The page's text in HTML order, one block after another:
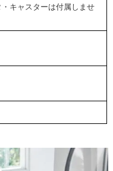
キャスターは付属しませ